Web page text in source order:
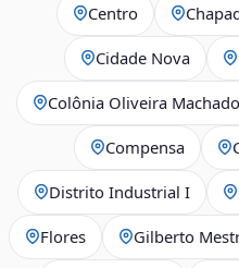
Centro
Cidade Nova
Colônia Oliveira Machado
Compensa
Distrito Industrial I
Flores Gilberto